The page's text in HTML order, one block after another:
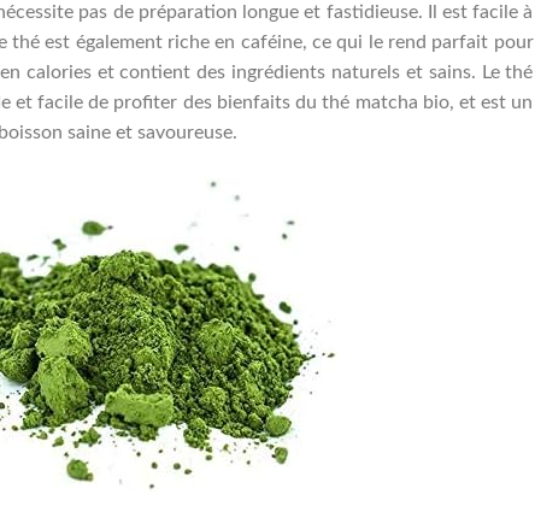
pas de préparation longue et fastidieuse. Il est facile à
thé est également riche en caféine, ce qui le rend parfait pour
calories et contient des ingrédients naturels et sains. Le thé
et facile de profiter des bienfaits du thé matcha bio, et est un
saine et savoureuse.